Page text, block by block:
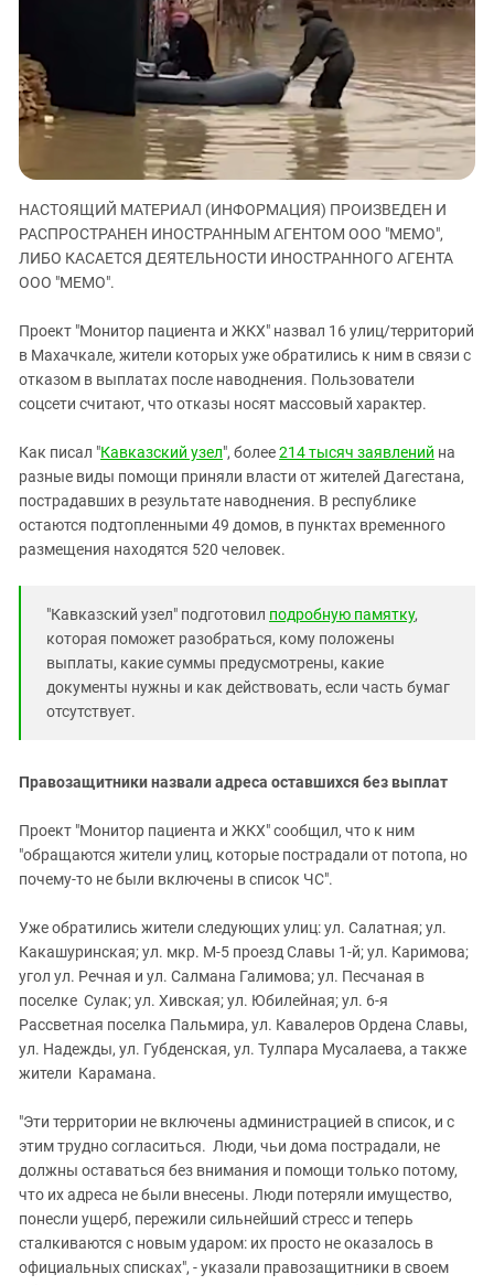
ЗАСТАВЛЯЕТ
КАВКАЗ ЗА ПАЛЕСТИНУ
ИНАКОМЫСЛИЕ В ЧЕЧНЕ
ПРЕСЛЕДОВАНИЕ АКТИВИСТОВ
МОБИЛИЗАЦИЯ И ПРОТЕСТЫ
Кабардино-Балкария
Калмыкия
Карачаево-Черкесия
Российская Федерация
Ростовская область
Северная Осетия - Алания
СКФО
Южная Осетия
Южный Кавказ
ЮФО
НАСТОЯЩИЙ МАТЕРИАЛ (ИНФОРМАЦИЯ) ПРОИЗВЕДЕН И
РАСПРОСТРАНЕН ИНОСТРАННЫМ АГЕНТОМ ООО "МЕМО",
ЛИБО КАСАЕТСЯ ДЕЯТЕЛЬНОСТИ ИНОСТРАННОГО АГЕНТА
ООО "МЕМО".
Проект "Монитор пациента и ЖКХ" назвал 16 улиц/территорий
в Махачкале, жители которых уже обратились к ним в связи с
отказом в выплатах после наводнения. Пользователи
соцсети считают, что отказы носят массовый характер.
Как писал "Кавказский узел", более214 тысяч заявлений на
разные виды помощи приняли власти от жителей Дагестана,
пострадавших в результате наводнения. В республике
остаются подтопленными 49 домов, в пунктах временного
размещения находятся 520 человек.
"Кавказский узел" подготовил подробную памятку,
которая поможет разобраться, кому положены
выплаты, какие суммы предусмотрены, какие
документы нужны и как действовать, если часть бумаг
отсутствует.
Правозащитники назвали адреса оставшихся без выплат
Проект "Монитор пациента и ЖКХ" сообщил, что к ним
"обращаются жители улиц, которые пострадали от потопа, но
почему-то не были включены в список ЧС".
Уже обратились жители следующих улиц: ул. Салатная; ул.
Какашуринская; ул. мкр. М-5 проезд Славы 1-й; ул. Каримова;
угол ул. Речная и ул. Салмана Галимова; ул. Песчаная в
поселке Сулак; ул. Хивская; ул. Юбилейная; ул. 6-я
Рассветная поселка Пальмира, ул. Кавалеров Ордена Славы,
ул. Надежды, ул. Губденская, ул. Тулпара Мусалаева, а также
жители Карамана.
"Эти территории не включены администрацией в список, и с
этим трудно согласиться. Люди, чьи дома пострадали, не
должны оставаться без внимания и помощи только потому,
что их адреса не были внесены. Люди потеряли имущество,
понесли ущерб, пережили сильнейший стресс и теперь
сталкиваются с новым ударом: их просто не оказалось в
официальных списках", - указали правозащитники в своем